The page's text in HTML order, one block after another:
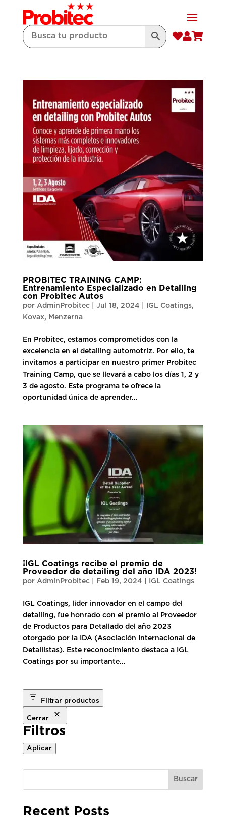

PROBITEC TRAINING CAMP:
Entrenamiento Especializado en Detailing
con Probitec Autos
por AdminProbitec| Jul 18, 2024 IGL Coatings,
Kovax, Menzerna
En Probitec, estamos comprometidos con la
excelencia en el detailing automotriz. Por ello, te
invitamos a participar en nuestro primer Probitec
Training Camp, que se llevará a cabo los días 1, 2 y
3 de agosto. Este programa te ofrece la
oportunidad única de aprender...
¡IGL Coatings recibe el premio de
Proveedor de detailing del año IDA 2023!
por AdminProbitec| Feb 19, 2024 IGL Coatings
IGL Coatings, líder innovador en el campo del
detailing, fue honrado con el premio al Proveedor
de Productos para Detallado del año 2023
otorgado por la IDA (Asociación Internacional de
Detallistas). Este reconocimiento destaca a IGL
Coatings por su importante...
Filtrar productos
Cerrar
Filtros
Aplicar
Buscar
Recent Posts